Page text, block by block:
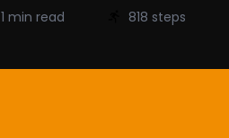
1 min read 818 steps